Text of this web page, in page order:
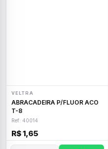
VELTRA
ABRACADEIRA P/FLUOR ACO
T-8
Ref: 40014
R$ 1,65